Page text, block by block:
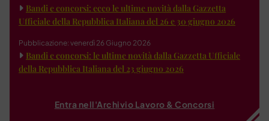
Bandi e concorsi: ecco le ultime novità dalla Gazzetta
Ufficiale della Repubblica Italiana del 26 e 30 giugno 2026
Pubblicazione: venerdì 26 Giugno 2026
Bandi e concorsi: le ultime novità dalla Gazzetta Ufficiale
della Repubblica Italiana del 23 giugno 2026
Entra nell'Archivio Lavoro & Concorsi